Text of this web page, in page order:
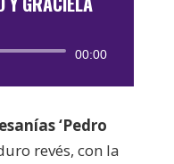
00:00
‘Pedro
revés, con la